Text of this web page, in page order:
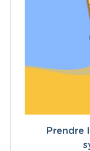
Prendre